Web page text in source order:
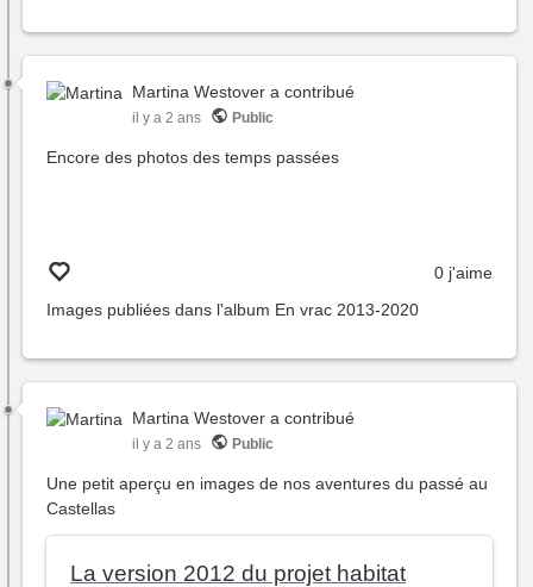
Martina Westover a contribué
il y a 2 ans Public
Encore des photos des temps passées
0 j'aime
Images publiées dans l'album En vrac 2013-2020
Martina Westover a contribué
il y a 2 ans Public
Une petit aperçu en images de nos aventures du passé au
Castellas
La version 2012 du projet habitat